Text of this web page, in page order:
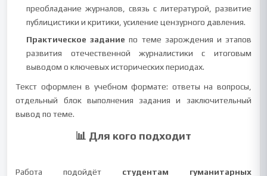
преобладание журналов, связь с литературой, развитие
публицистики и критики, усиление цензурного давления.
Практическое задание по теме зарождения и этапов
развития отечественной журналистики с итоговым
выводом о ключевых исторических периодах.
Текст оформлен в учебном формате: ответы на вопросы,
отдельный блок выполнения задания и заключительный
вывод по теме.
📊 Для кого подходит
Работа подойдёт студентам гуманитарных